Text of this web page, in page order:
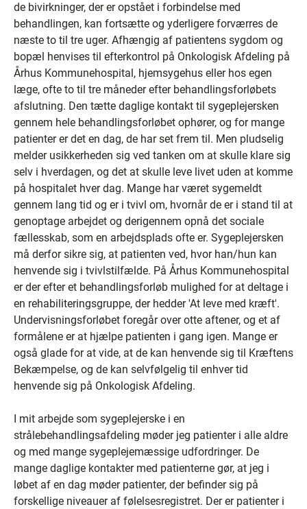
de bivirkninger, der er opstået i forbindelse med
behandlingen, kan fortsætte og yderligere forværres de
næste to til tre uger. Afhængig af patientens sygdom og
bopæl henvises til efterkontrol på Onkologisk Afdeling på
Århus Kommunehospital, hjemsygehus eller hos egen
læge, ofte to til tre måneder efter behandlingsforløbets
afslutning. Den tætte daglige kontakt til sygeplejersken
gennem hele behandlingsforløbet ophører, og for mange
patienter er det en dag, de har set frem til. Men pludselig
melder usikkerheden sig ved tanken om at skulle klare sig
selv i hverdagen, og det at skulle leve livet uden at komme
på hospitalet hver dag. Mange har været sygemeldt
gennem lang tid og er i tvivl om, hvornår de er i stand til at
genoptage arbejdet og derigennem opnå det sociale
fællesskab, som en arbejdsplads ofte er. Sygeplejersken
må derfor sikre sig, at patienten ved, hvor han/hun kan
henvende sig i tvivlstilfælde. På Århus Kommunehospital
er der efter et behandlingsforløb mulighed for at deltage i
en rehabiliteringsgruppe, der hedder 'At leve med kræft'.
Undervisningsforløbet foregår over otte aftener, og et af
formålene er at hjælpe patienten i gang igen. Mange er
også glade for at vide, at de kan henvende sig til Kræftens
Bekæmpelse, og de kan selvfølgelig til enhver tid
henvende sig på Onkologisk Afdeling.
I mit arbejde som sygeplejerske i en
strålebehandlingsafdeling møder jeg patienter i alle aldre
og med mange sygeplejemæssige udfordringer. De
mange daglige kontakter med patienterne gør, at jeg i
løbet af en dag møder patienter, der befinder sig på
forskellige niveauer af følelsesregistret. Der er patienter i